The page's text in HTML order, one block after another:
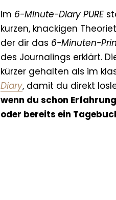
Im 6-Minute-Diary PURE
kurzen, knackigen
der dir das 6-Minuten-
des Journalings erklärt.
kürzer gehalten als im
Diary, damit du direkt
wenn du schon
oder bereits ein